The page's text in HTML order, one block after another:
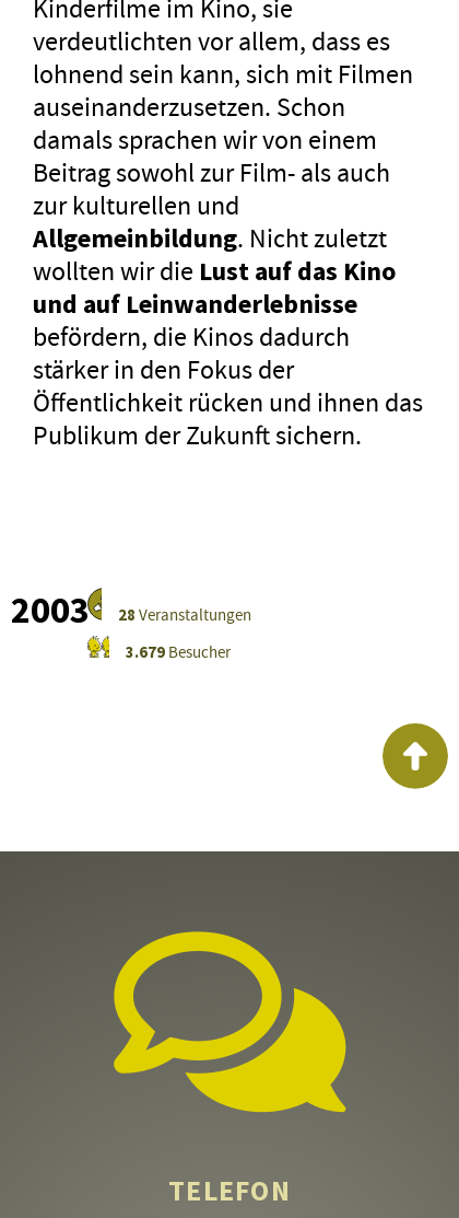
Kinderfilme im Kino, sie
verdeutlichten vor allem, dass es
lohnend sein kann, sich mit Filmen
auseinanderzusetzen. Schon
damals sprachen wir von einem
Beitrag sowohl zur Film- als auch
zur kulturellen und
Allgemeinbildung. Nicht zuletzt
wollten wir die Lust auf das Kino
und auf Leinwanderlebnisse
befördern, die Kinos dadurch
stärker in den Fokus der
Öffentlichkeit rücken und ihnen das
Publikum der Zukunft sichern.
2003 28 Veranstaltungen
3.679Besucher
TELEFON